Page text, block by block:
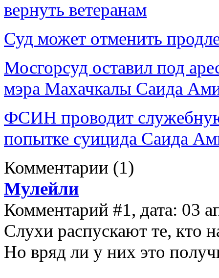
вернуть ветеранам
Суд может отменить
Мосгорсуд оставил под
мэра Махачкалы Саида
ФСИН проводит
попытке суицида Саида
Комментарии (1)
Мулейли
Комментарий #1, дата: 03
Слухи распускают те, кто
Но вряд ли у них это